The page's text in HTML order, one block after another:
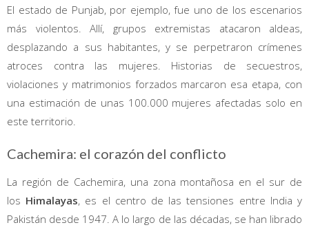
El estado de Punjab, por ejemplo, fue uno de los escenarios
más violentos. Allí, grupos extremistas atacaron aldeas,
desplazando a sus habitantes, y se perpetraron crímenes
atroces contra las mujeres. Historias de secuestros,
violaciones y matrimonios forzados marcaron esa etapa, con
una estimación de unas 100.000 mujeres afectadas solo en
este territorio.
Cachemira: el corazón del conflicto
La región de Cachemira, una zona montañosa en el sur de
los Himalayas, es el centro de las tensiones entre India y
Pakistán desde 1947. A lo largo de las décadas, se han librado